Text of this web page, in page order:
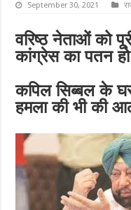
September 30, 2021
वरिष्ठ नेताओं को
कांग्रेस का पतन हो
कपिल सिब्बल के घर
हमला की भी की